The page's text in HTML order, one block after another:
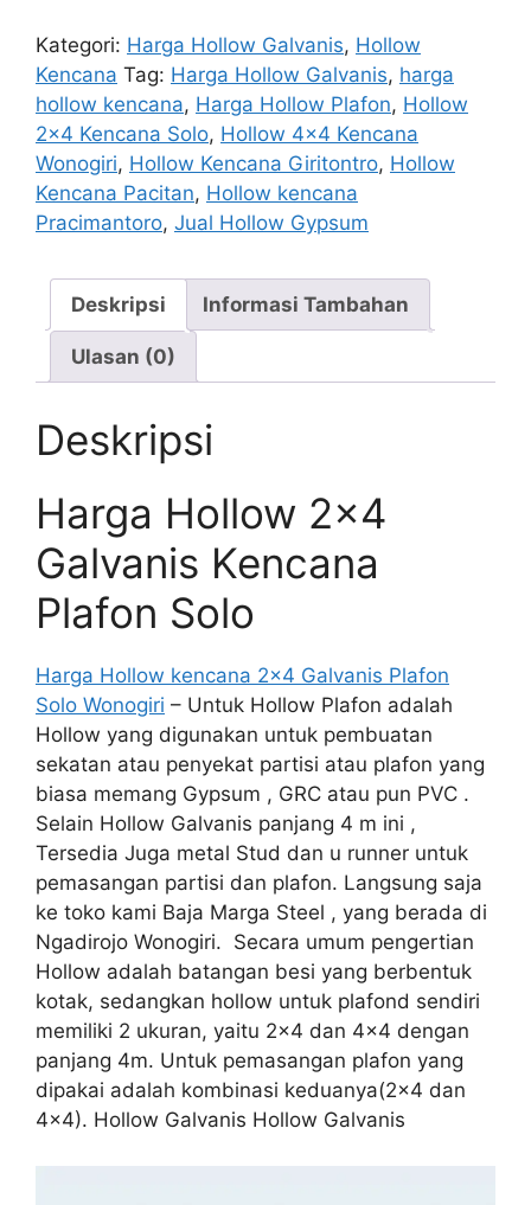
2x4
Galvanis
Plafon
Kencana
Kategori: Harga Hollow Galvanis, Hollow
Kencana Tag: Harga Hollow Galvanis, harga
hollow kencana, Harga Hollow Plafon, Hollow
2x4 Kencana Solo, Hollow 4x4 Kencana
Wonogiri, Hollow Kencana Giritontro, Hollow
Kencana Pacitan, Hollow kencana
Pracimantoro, Jual Hollow Gypsum
Deskripsi Informasi Tambahan
Ulasan (0)
Deskripsi
Harga Hollow 2×4
Galvanis Kencana
Plafon Solo
Harga Hollow kencana 2×4 Galvanis Plafon
Solo Wonogiri – Untuk Hollow Plafon adalah
Hollow yang digunakan untuk pembuatan
sekatan atau penyekat partisi atau plafon yang
biasa memang Gypsum , GRC atau pun PVC .
Selain Hollow Galvanis panjang 4 m ini ,
Tersedia Juga metal Stud dan u runner untuk
pemasangan partisi dan plafon. Langsung saja
ke toko kami Baja Marga Steel , yang berada di
Ngadirojo Wonogiri. Secara umum pengertian
Hollow adalah batangan besi yang berbentuk
kotak, sedangkan hollow untuk plafond sendiri
memiliki 2 ukuran, yaitu 2×4 dan 4×4 dengan
panjang 4m. Untuk pemasangan plafon yang
dipakai adalah kombinasi keduanya(2×4 dan
4×4). Hollow Galvanis Hollow Galvanis